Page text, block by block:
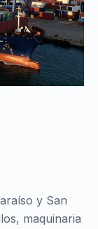
y San
maquinaria